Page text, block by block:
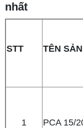
nhất
STT TÊN
1 PCA 15/